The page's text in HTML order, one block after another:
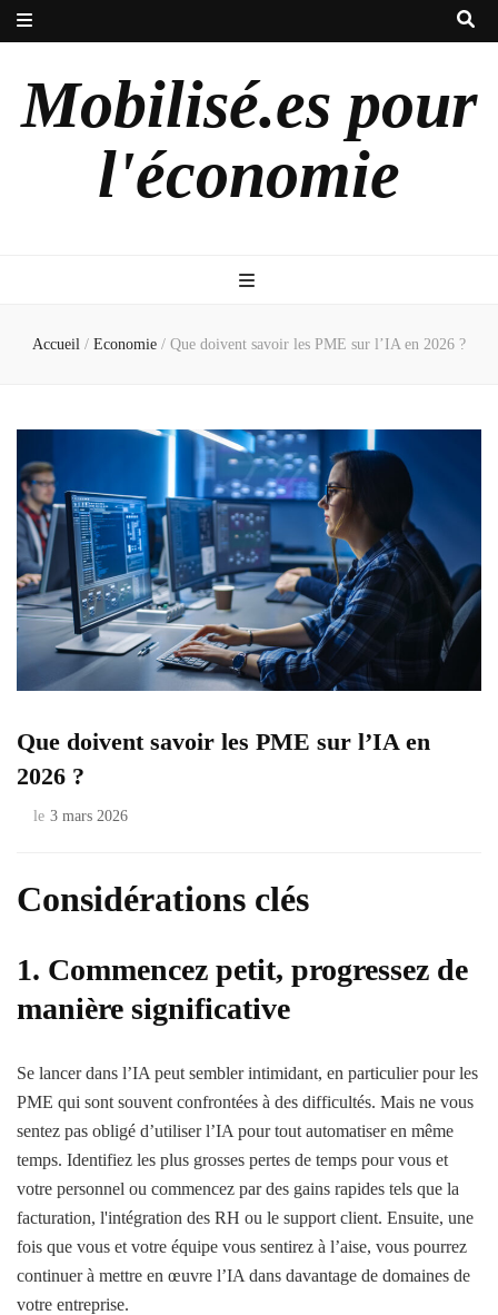
Mobilisé.es pour
l'économie
Accueil / Economie / Que doivent savoir les PME sur l’IA en 2026 ?
Que doivent savoir les PME sur l’IA en
2026 ?
le 3 mars 2026
Considérations clés
1. Commencez petit, progressez de
manière significative
Se lancer dans l’IA peut sembler intimidant, en particulier pour les
PME qui sont souvent confrontées à des difficultés. Mais ne vous
sentez pas obligé d’utiliser l’IA pour tout automatiser en même
temps. Identifiez les plus grosses pertes de temps pour vous et
votre personnel ou commencez par des gains rapides tels que la
facturation, l'intégration des RH ou le support client. Ensuite, une
fois que vous et votre équipe vous sentirez à l’aise, vous pourrez
continuer à mettre en œuvre l’IA dans davantage de domaines de
votre entreprise.